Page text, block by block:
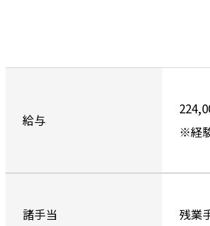
給与
※経
諸手当 残業